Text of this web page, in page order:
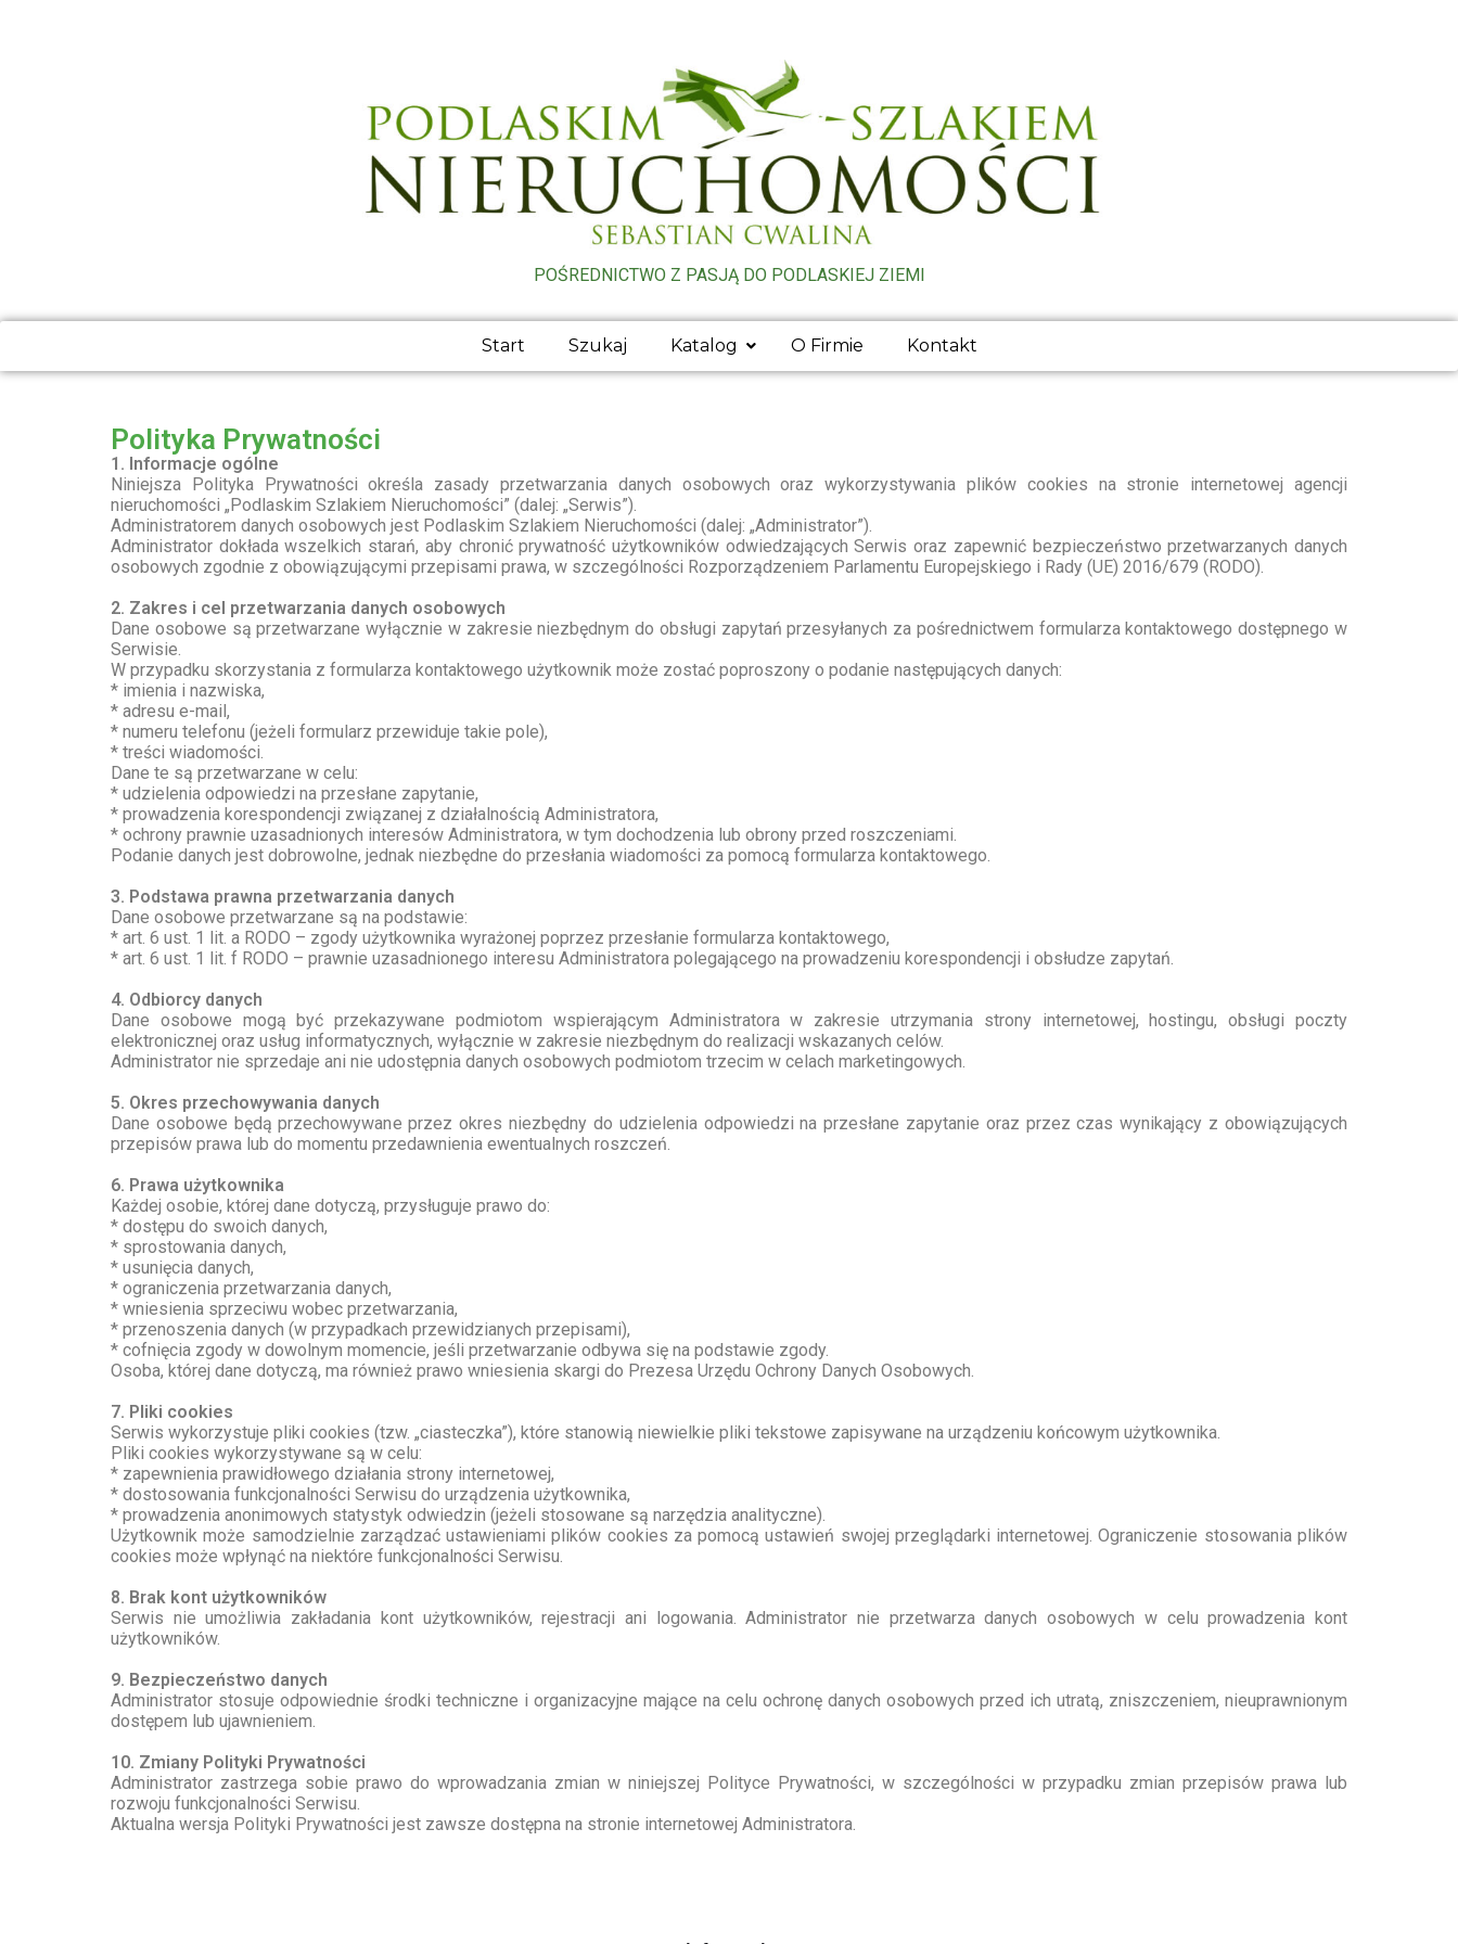
POŚREDNICTWO Z PASJĄ DO PODLASKIEJ ZIEMI
Start Szukaj Katalog O Firmie Kontakt
Polityka Prywatności
1. Informacje ogólne
Niniejsza Polityka Prywatności określa zasady przetwarzania danych osobowych oraz wykorzystywania plików cookies na stronie internetowej agencji
nieruchomości „Podlaskim Szlakiem Nieruchomości” (dalej: „Serwis”).
Administratorem danych osobowych jest Podlaskim Szlakiem Nieruchomości (dalej: „Administrator”).
Administrator dokłada wszelkich starań, aby chronić prywatność użytkowników odwiedzających Serwis oraz zapewnić bezpieczeństwo przetwarzanych danych
osobowych zgodnie z obowiązującymi przepisami prawa, w szczególności Rozporządzeniem Parlamentu Europejskiego i Rady (UE) 2016/679 (RODO).
2. Zakres i cel przetwarzania danych osobowych
Dane osobowe są przetwarzane wyłącznie w zakresie niezbędnym do obsługi zapytań przesyłanych za pośrednictwem formularza kontaktowego dostępnego w
Serwisie.
W przypadku skorzystania z formularza kontaktowego użytkownik może zostać poproszony o podanie następujących danych:
* imienia i nazwiska,
* adresu e-mail,
* numeru telefonu (jeżeli formularz przewiduje takie pole),
* treści wiadomości.
Dane te są przetwarzane w celu:
* udzielenia odpowiedzi na przesłane zapytanie,
* prowadzenia korespondencji związanej z działalnością Administratora,
* ochrony prawnie uzasadnionych interesów Administratora, w tym dochodzenia lub obrony przed roszczeniami.
Podanie danych jest dobrowolne, jednak niezbędne do przesłania wiadomości za pomocą formularza kontaktowego.
3. Podstawa prawna przetwarzania danych
Dane osobowe przetwarzane są na podstawie:
* art. 6 ust. 1 lit. a RODO – zgody użytkownika wyrażonej poprzez przesłanie formularza kontaktowego,
* art. 6 ust. 1 lit. f RODO – prawnie uzasadnionego interesu Administratora polegającego na prowadzeniu korespondencji i obsłudze zapytań.
4. Odbiorcy danych
Dane osobowe mogą być przekazywane podmiotom wspierającym Administratora w zakresie utrzymania strony internetowej, hostingu, obsługi poczty
elektronicznej oraz usług informatycznych, wyłącznie w zakresie niezbędnym do realizacji wskazanych celów.
Administrator nie sprzedaje ani nie udostępnia danych osobowych podmiotom trzecim w celach marketingowych.
5. Okres przechowywania danych
Dane osobowe będą przechowywane przez okres niezbędny do udzielenia odpowiedzi na przesłane zapytanie oraz przez czas wynikający z obowiązujących
przepisów prawa lub do momentu przedawnienia ewentualnych roszczeń.
6. Prawa użytkownika
Każdej osobie, której dane dotyczą, przysługuje prawo do:
* dostępu do swoich danych,
* sprostowania danych,
* usunięcia danych,
* ograniczenia przetwarzania danych,
* wniesienia sprzeciwu wobec przetwarzania,
* przenoszenia danych (w przypadkach przewidzianych przepisami),
* cofnięcia zgody w dowolnym momencie, jeśli przetwarzanie odbywa się na podstawie zgody.
Osoba, której dane dotyczą, ma również prawo wniesienia skargi do Prezesa Urzędu Ochrony Danych Osobowych.
7. Pliki cookies
Serwis wykorzystuje pliki cookies (tzw. „ciasteczka”), które stanowią niewielkie pliki tekstowe zapisywane na urządzeniu końcowym użytkownika.
Pliki cookies wykorzystywane są w celu:
* zapewnienia prawidłowego działania strony internetowej,
* dostosowania funkcjonalności Serwisu do urządzenia użytkownika,
* prowadzenia anonimowych statystyk odwiedzin (jeżeli stosowane są narzędzia analityczne).
Użytkownik może samodzielnie zarządzać ustawieniami plików cookies za pomocą ustawień swojej przeglądarki internetowej. Ograniczenie stosowania plików
cookies może wpłynąć na niektóre funkcjonalności Serwisu.
8. Brak kont użytkowników
Serwis nie umożliwia zakładania kont użytkowników, rejestracji ani logowania. Administrator nie przetwarza danych osobowych w celu prowadzenia kont
użytkowników.
9. Bezpieczeństwo danych
Administrator stosuje odpowiednie środki techniczne i organizacyjne mające na celu ochronę danych osobowych przed ich utratą, zniszczeniem, nieuprawnionym
dostępem lub ujawnieniem.
10. Zmiany Polityki Prywatności
Administrator zastrzega sobie prawo do wprowadzania zmian w niniejszej Polityce Prywatności, w szczególności w przypadku zmian przepisów prawa lub
rozwoju funkcjonalności Serwisu.
Aktualna wersja Polityki Prywatności jest zawsze dostępna na stronie internetowej Administratora.